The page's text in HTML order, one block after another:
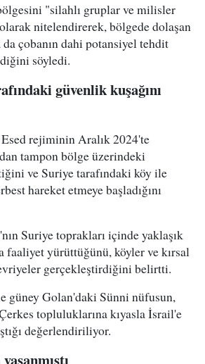
"silahlı gruplar ve milisler
nitelendirerek, bölgede dolaşan
çobanın dahi potansiyel tehdit
söyledi.
güvenlik kuşağını
rejiminin Aralık 2024'te
tampon bölge üzerindeki
ve Suriye tarafındaki köy ile
hareket etmeye başladığını
Suriye toprakları içinde yaklaşık
yürüttüğünü, köyler ve kırsal
gerçekleştirdiğini belirtti.
güney Golan'daki Sünni nüfusun,
topluluklarına kıyasla İsrail'e
değerlendiriliyor.